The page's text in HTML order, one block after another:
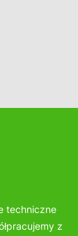
techniczne
z